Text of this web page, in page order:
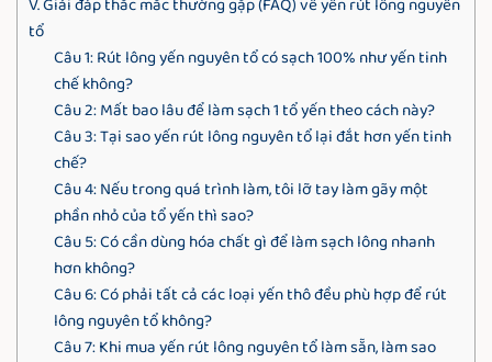
V. Giải đáp thắc mắc thường gặp (FAQ) về yến rút lông nguyên
tổ
Câu 1: Rút lông yến nguyên tổ có sạch 100% như yến tinh
chế không?
Câu 2: Mất bao lâu để làm sạch 1 tổ yến theo cách này?
Câu 3: Tại sao yến rút lông nguyên tổ lại đắt hơn yến tinh
chế?
Câu 4: Nếu trong quá trình làm, tôi lỡ tay làm gãy một
phần nhỏ của tổ yến thì sao?
Câu 5: Có cần dùng hóa chất gì để làm sạch lông nhanh
hơn không?
Câu 6: Có phải tất cả các loại yến thô đều phù hợp để rút
lông nguyên tổ không?
Câu 7: Khi mua yến rút lông nguyên tổ làm sẵn, làm sao